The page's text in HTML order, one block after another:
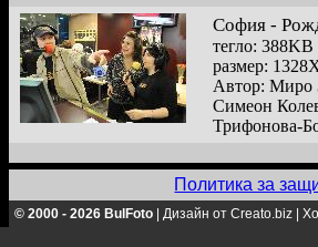
София -
тегло: 388KB
размер:
Автор: Миро
Симеон
Трифонова-
Политика за
© 2000 - 2026 BulFoto Дизайн от Creato.biz